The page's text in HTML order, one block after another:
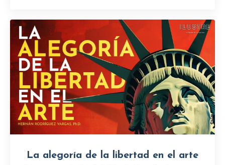
La alegoría de la libertad en el arte